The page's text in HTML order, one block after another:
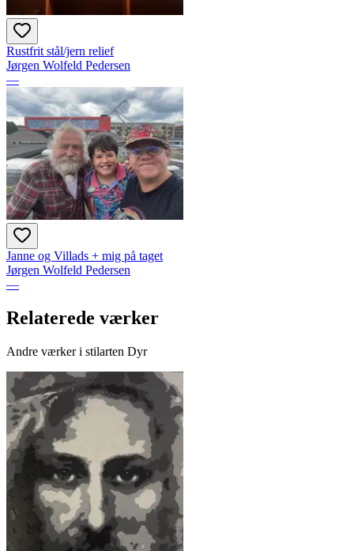
Rustfrit stål/jern relief
Jørgen Wolfeld Pedersen
—
Janne og Villads + mig på taget
Jørgen Wolfeld Pedersen
—
Relaterede værker
Andre værker i stilarten Dyr